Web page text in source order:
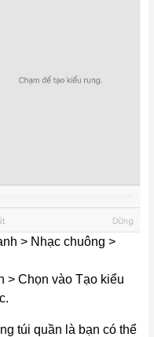
> Nhạc chuông >
> Chọn vào Tạo kiểu
túi quần là bạn có thể